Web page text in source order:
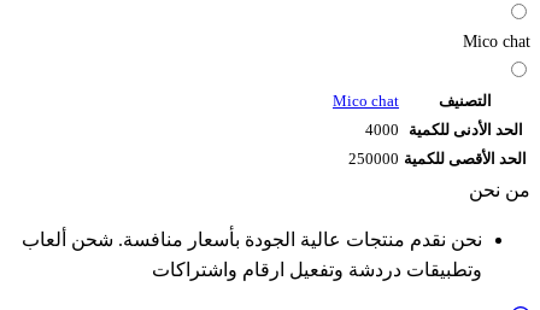
Mico chat
التصنيف
Mico chat
الحد الأدنى للكمية
4000
الحد الأقصى للكمية 250000
من نحن
نحن نقدم منتجات عالية الجودة بأسعار منافسة. شحن ألعاب
وتطبيقات دردشة وتفعيل ارقام واشتراكات